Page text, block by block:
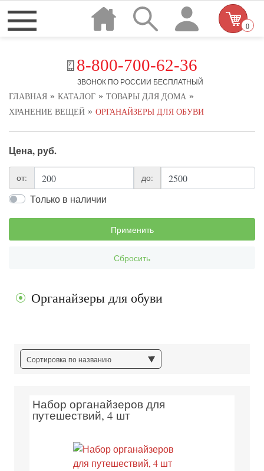
8-800-700-62-36
ЗВОНОК ПО РОССИИ БЕСПЛАТНЫЙ
0
ГЛАВНАЯ » КАТАЛОГ » ТОВАРЫ ДЛЯ ДОМА »
ХРАНЕНИЕ ВЕЩЕЙ » ОРГАНАЙЗЕРЫ ДЛЯ ОБУВИ
Цена, руб.
от: до:
Только в наличии
Применить
Сбросить
Органайзеры для обуви
Сортировка по названию
Набор органайзеров для
путешествий, 4 шт